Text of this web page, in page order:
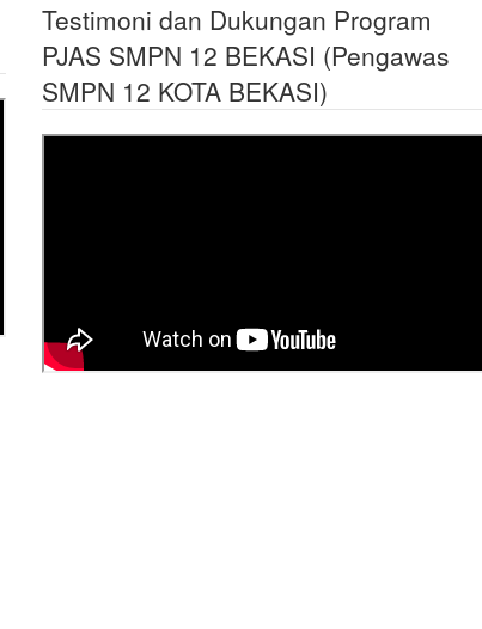
Testimoni dan Dukungan Program
PJAS SMPN 12 BEKASI (Pengawas
SMPN 12 KOTA BEKASI)